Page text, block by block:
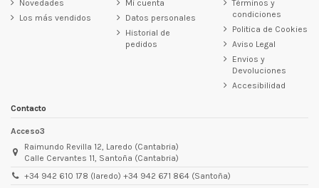
Novedades
Los más vendidos
Mi cuenta
Datos personales
Historial de
pedidos
Términos y
condiciones
Politica de Cookies
Aviso Legal
Envios y
Devoluciones
Accesibilidad
Contacto
Acceso3
Raimundo Revilla 12, Laredo (Cantabria)
Calle Cervantes 11, Santoña (Cantabria)
+34 942 610 178 (laredo) +34 942 671 864 (Santoña)